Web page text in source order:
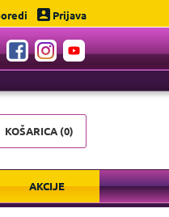
Prijava
KOŠARICA (0)
AKCIJE